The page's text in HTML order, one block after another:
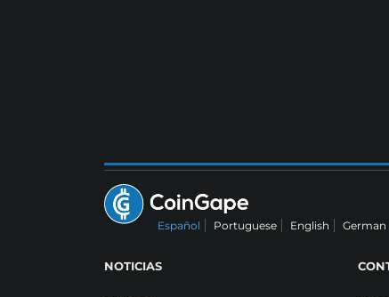
Español Portuguese English German
NOTICIAS